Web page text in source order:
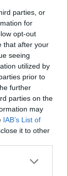
parties, or
for
opt-out
that after your
seeing
utilized by
prior to
further
parties on the
may
IAB’s List of
it to other